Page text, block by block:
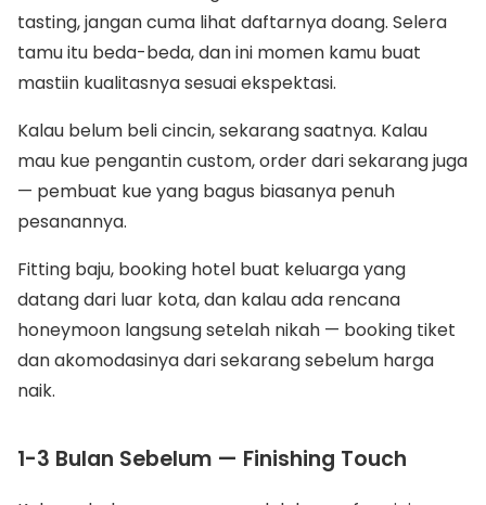
tasting, jangan cuma lihat daftarnya doang. Selera
tamu itu beda-beda, dan ini momen kamu buat
mastiin kualitasnya sesuai ekspektasi.
Kalau belum beli cincin, sekarang saatnya. Kalau
mau kue pengantin custom, order dari sekarang juga
— pembuat kue yang bagus biasanya penuh
pesanannya.
Fitting baju, booking hotel buat keluarga yang
datang dari luar kota, dan kalau ada rencana
honeymoon langsung setelah nikah — booking tiket
dan akomodasinya dari sekarang sebelum harga
naik.
1-3 Bulan Sebelum — Finishing Touch